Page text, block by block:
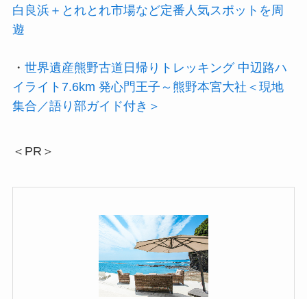
白良浜＋とれとれ市場など定番人気スポットを周
遊
・ 世界遺産熊野古道日帰りトレッキング 中辺路ハ
イライト7.6km 発心門王子～熊野本宮大社＜現地
集合／語り部ガイド付き＞
＜PR＞